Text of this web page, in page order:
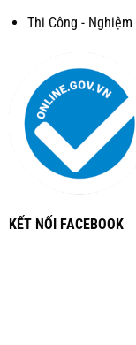
Thi Công - Nghiệm
KẾT NỐI FACEBOOK